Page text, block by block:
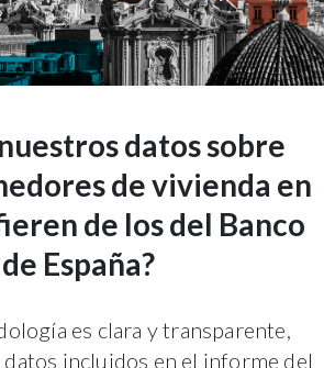
datos sobre
de vivienda en
de los del Banco
de España?
es clara y transparente,
incluidos en el informe del